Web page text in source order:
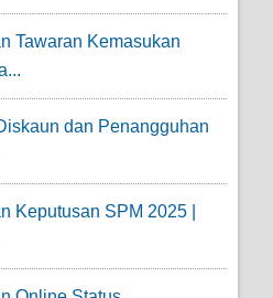
Tawaran Kemasukan
dan Penangguhan
Keputusan SPM 2025 |